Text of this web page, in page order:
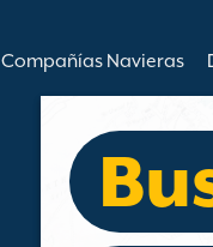
Compañías Navieras